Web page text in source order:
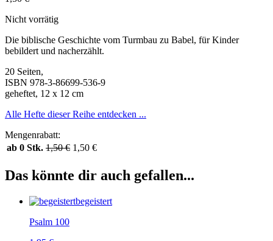
Nicht vorrätig
Die biblische Geschichte vom Turmbau zu Babel, für Kinder
bebildert und nacherzählt.
20 Seiten,
ISBN 978-3-86699-536-9
geheftet, 12 x 12 cm
Alle Hefte dieser Reihe entdecken ...
Mengenrabatt:
ab 0 Stk. 1,50€ 1,50 €
Das könnte dir auch gefallen...
begeistert
Psalm 100